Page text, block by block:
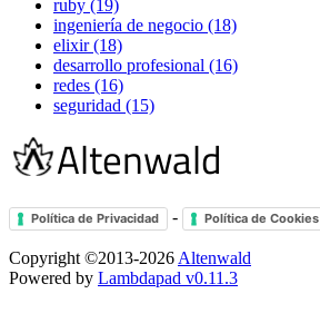
ruby (19)
ingeniería de negocio (18)
elixir (18)
desarrollo profesional (16)
redes (16)
seguridad (15)
Política de Privacidad - Política de Cookies
Copyright ©2013-2026 Altenwald
Powered by Lambdapad v0.11.3